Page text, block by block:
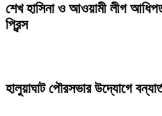
শেখ হাসিনা ও আওয়ামী লীগ
প্রিন্স
হালুয়াঘাট পৌরসভার উদ্যোগে